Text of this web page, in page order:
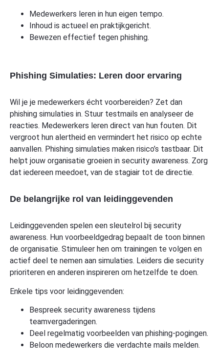
Medewerkers leren in hun eigen tempo.
Inhoud is actueel en praktijkgericht.
Bewezen effectief tegen phishing.
Phishing Simulaties: Leren door ervaring
Wil je je medewerkers écht voorbereiden? Zet dan
phishing simulaties in. Stuur testmails en analyseer de
reacties. Medewerkers leren direct van hun fouten. Dit
vergroot hun alertheid en vermindert het risico op echte
aanvallen. Phishing simulaties maken risico’s tastbaar. Dit
helpt jouw organisatie groeien in security awareness. Zorg
dat iedereen meedoet, van de stagiair tot de directie.
De belangrijke rol van leidinggevenden
Leidinggevenden spelen een sleutelrol bij security
awareness. Hun voorbeeldgedrag bepaalt de toon binnen
de organisatie. Stimuleer hen om trainingen te volgen en
actief deel te nemen aan simulaties. Leiders die security
prioriteren en anderen inspireren om hetzelfde te doen.
Enkele tips voor leidinggevenden:
Bespreek security awareness tijdens
teamvergaderingen.
Deel regelmatig voorbeelden van phishing-pogingen.
Beloon medewerkers die verdachte mails melden.